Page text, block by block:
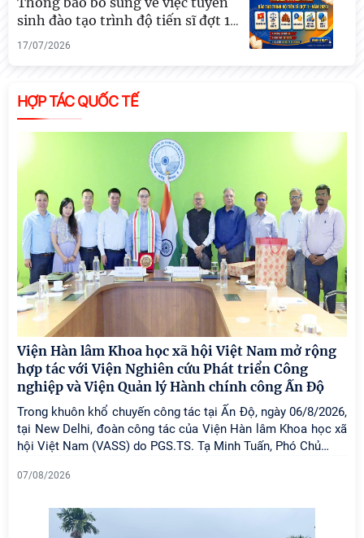
sinh đào tạo trình độ tiến sĩ đợt 1…
17/07/2026
HỢP TÁC QUỐC TẾ
Viện Hàn lâm Khoa học xã hội Việt Nam mở rộng
hợp tác với Viện Nghiên cứu Phát triển Công
nghiệp và Viện Quản lý Hành chính công Ấn Độ
Trong khuôn khổ chuyến công tác tại Ấn Độ, ngày 06/8/2026,
tại New Delhi, đoàn công tác của Viện Hàn lâm Khoa học xã
hội Việt Nam (VASS) do PGS.TS. Tạ Minh Tuấn, Phó Chủ…
07/08/2026